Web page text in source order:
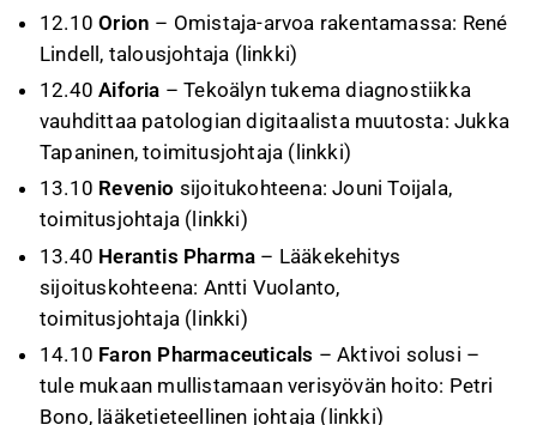
12.10Orion – Omistaja-arvoa rakentamassa: René
Lindell, talousjohtaja (linkki)
12.40Aiforia – Tekoälyn tukema diagnostiikka
vauhdittaa patologian digitaalista muutosta: Jukka
Tapaninen, toimitusjohtaja ( linkki)
13.10 Revenio sijoitukohteena: Jouni Toijala,
toimitusjohtaja ( linkki)
13.40 Herantis Pharma – Lääkekehitys
sijoituskohteena: Antti Vuolanto,
toimitusjohtaja (linkki)
14.10 Faron Pharmaceuticals – Aktivoi solusi –
tule mukaan mullistamaan verisyövän hoito: Petri
Bono, lääketieteellinen johtaja (linkki)